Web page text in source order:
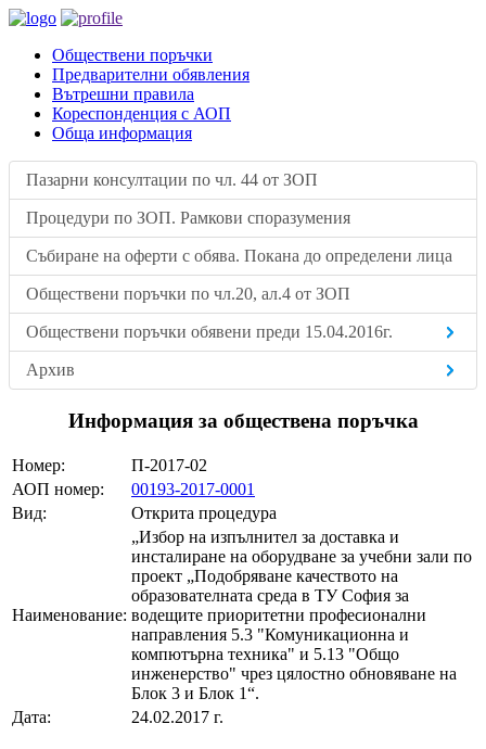
Обществени поръчки
Предварителни обявления
Вътрешни правила
Кореспонденция с АОП
Обща информация
Пазарни консултации по чл. 44 от ЗОП
Процедури по ЗОП. Рамкови споразумения
Събиране на оферти с обява. Покана до определени лица
Обществени поръчки по чл.20, ал.4 от ЗОП
Обществени поръчки обявени преди 15.04.2016г.
Архив
Информация за обществена поръчка
Номер:
П-2017-02
АОП номер:
00193-2017-0001
Вид:
Открита процедура
Наименование:
„Избор на изпълнител за доставка и
инсталиране на оборудване за учебни зали по
проект „Подобряване качеството на
образователната среда в ТУ София за
водещите приоритетни професионални
направления 5.3 "Комуникационна и
компютърна техника" и 5.13 "Общо
инженерство" чрез цялостно обновяване на
Блок 3 и Блок 1“.
Дата:
24.02.2017 г.